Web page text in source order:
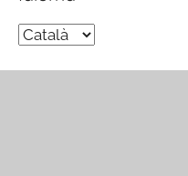
Idioma